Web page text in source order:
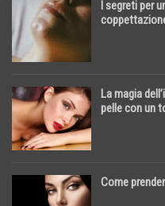
I segreti per
La magia
pelle con un
Come